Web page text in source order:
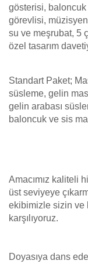
gösterisi,
görevlisi,
su ve meşrubat, 5
özel tasarım
Standart Paket;
süsleme, gelin
gelin arabası
baloncuk ve sis
Amacımız kaliteli
üst seviyeye
ekibimizle sizin ve
karşılıyoruz.
Doyasıya dans